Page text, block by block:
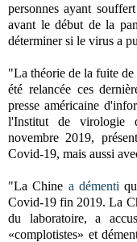
personnes ayant
avant le début de la
déterminer si le virus a
"La théorie de la fuite
été relancée ces
presse américaine
l'Institut de virologie
novembre 2019,
Covid-19, mais aussi
"La Chine a démenti
Covid-19 fin 2019. La
du laboratoire, a
«complotistes» et